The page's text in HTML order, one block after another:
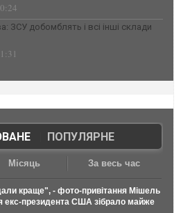
ЗСУ добомблять і всі інші склади
| ПОПУЛЯРНЕ
Місяць За весь час
краще", - фото-привітання Мішель
президента США зібрало майже